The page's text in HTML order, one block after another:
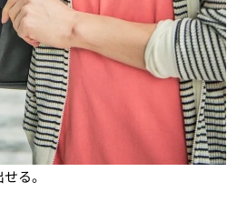
る。